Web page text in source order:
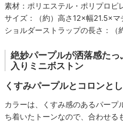
素材：ポリエステル・ポリプロピ
サイズ：（約）高さ12×幅21.5×マ
ショルダーストラップの長さ：（
絶妙パープルが洒落感た
入りミニボストン
くすみパープルとコロンと
カラーは、くすみ感のあるパープ
ち着いたトーンなので、合わせる